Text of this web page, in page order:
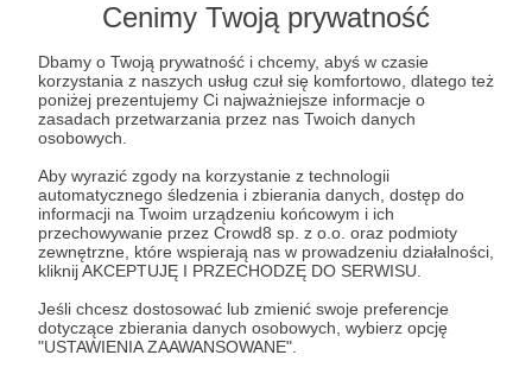
Cenimy Twoją prywatność
Dbamy o Twoją prywatność i chcemy, abyś w czasie
korzystania z naszych usług czuł się komfortowo, dlatego też
poniżej prezentujemy Ci najważniejsze informacje o
zasadach przetwarzania przez nas Twoich danych
osobowych.
Aby wyrazić zgody na korzystanie z technologii
automatycznego śledzenia i zbierania danych, dostęp do
informacji na Twoim urządzeniu końcowym i ich
przechowywanie przez Crowd8 sp. z o.o. oraz podmioty
zewnętrzne, które wspierają nas w prowadzeniu działalności,
kliknij AKCEPTUJĘ I PRZECHODZĘ DO SERWISU.
Jeśli chcesz dostosować lub zmienić swoje preferencje
dotyczące zbierania danych osobowych, wybierz opcję
"USTAWIENIA ZAAWANSOWANE".
Nie podawaj swoich danych logowania ani informacji
finansowych na podjerzanych stronach.
Sprawdź dokładnie adres URL, zanim klikniesz przycisk
"Tak, przejdź do strony".
Jeśli masz wątpliwości, wróć do Patronite i zweryfikuj
link.
Czy na pewno chcesz kontynuować?
Tak, przejdź do strony